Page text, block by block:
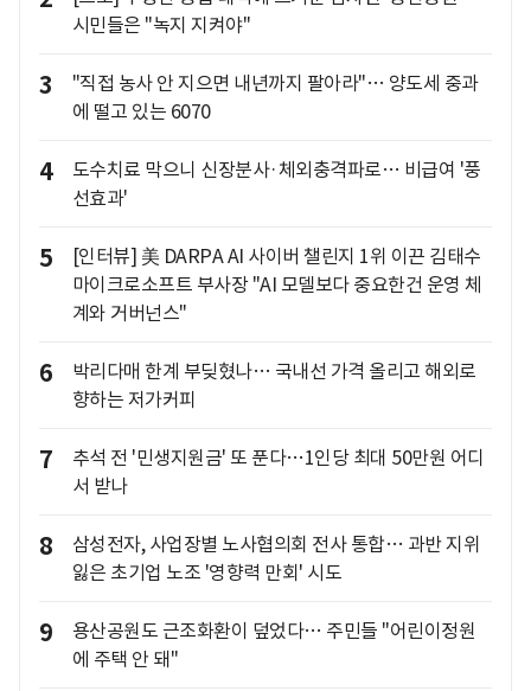
시민들은 "녹지 지켜야"
3
"직접 농사 안 지으면 내년까지 팔아라"… 양도세 중과
에 떨고 있는 6070
4
도수치료 막으니 신장분사·체외충격파로… 비급여 '풍
선효과'
5
[인터뷰] 美 DARPA AI 사이버 챌린지 1위 이끈 김태수
마이크로소프트 부사장 "AI 모델보다 중요한건 운영 체
계와 거버넌스"
6
박리다매 한계 부딪혔나… 국내선 가격 올리고 해외로
향하는 저가커피
7
추석 전 '민생지원금' 또 푼다…1인당 최대 50만원 어디
서 받나
8
삼성전자, 사업장별 노사협의회 전사 통합… 과반 지위
잃은 초기업 노조 '영향력 만회' 시도
9
용산공원도 근조화환이 덮었다… 주민들 "어린이정원
에 주택 안 돼"